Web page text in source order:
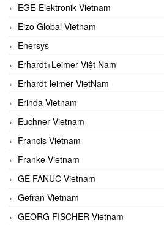
EGE-Elektronik Vietnam
Eizo Global Vietnam
Enersys
Erhardt+Leimer Việt Nam
Erhardt-leimer VietNam
Erinda Vietnam
Euchner Vietnam
Francis Vietnam
Franke Vietnam
GE FANUC Vietnam
Gefran Vietnam
GEORG FISCHER Vietnam